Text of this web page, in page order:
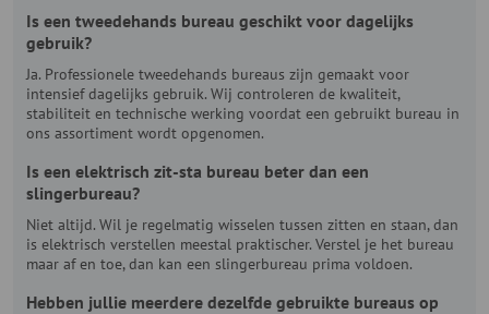
Is een tweedehands bureau geschikt voor dagelijks
gebruik?
Ja. Professionele tweedehands bureaus zijn gemaakt voor
intensief dagelijks gebruik. Wij controleren de kwaliteit,
stabiliteit en technische werking voordat een gebruikt bureau in
ons assortiment wordt opgenomen.
Is een elektrisch zit-sta bureau beter dan een
slingerbureau?
Niet altijd. Wil je regelmatig wisselen tussen zitten en staan, dan
is elektrisch verstellen meestal praktischer. Verstel je het bureau
maar af en toe, dan kan een slingerbureau prima voldoen.
Hebben jullie meerdere dezelfde gebruikte bureaus op